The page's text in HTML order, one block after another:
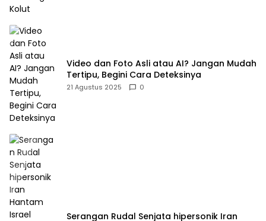
Video dan Foto Asli atau AI? Jangan Mudah
Tertipu, Begini Cara Deteksinya
21 Agustus 2025 0
Serangan Rudal Senjata hipersonik Iran